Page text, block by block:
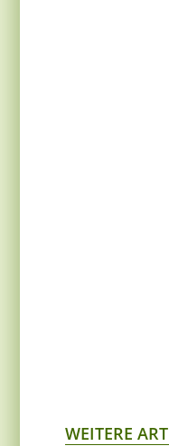
WEITERE